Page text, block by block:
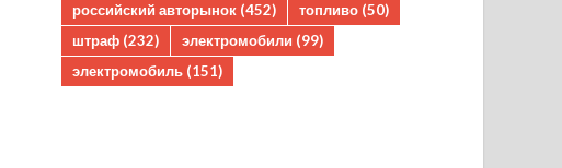
российский авторынок (452) топливо (50)
штраф (232) электромобили (99)
электромобиль (151)